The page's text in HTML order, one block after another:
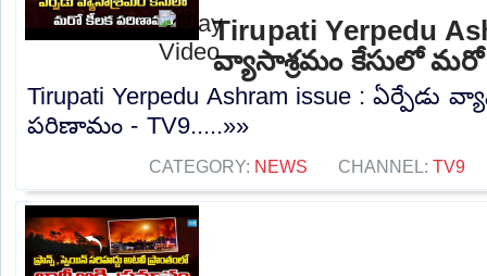
Tirupati Yerpedu
వ్యాసాశ్రమం కేసులో మరో
Tirupati Yerpedu Ashram issue : ఏర్పేడు
పరిణామం - TV9.....»»
CATEGORY: NEWS CHANNEL: TV9